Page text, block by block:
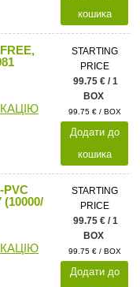
кошика
STARTING
PRICE
99.75 € / 1
BOX
99.75 € / BOX
Додати до
кошика
PVC
(10000/
STARTING
PRICE
99.75 € / 1
BOX
99.75 € / BOX
Додати до